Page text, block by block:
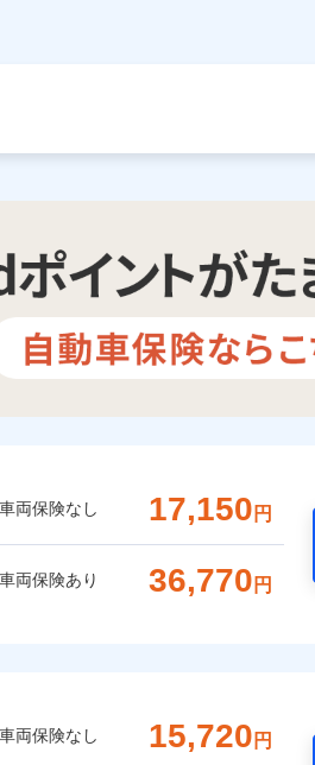
車両保険なし 17,150 円
車両保険あり 36,770 円
車両保険なし 15,720 円